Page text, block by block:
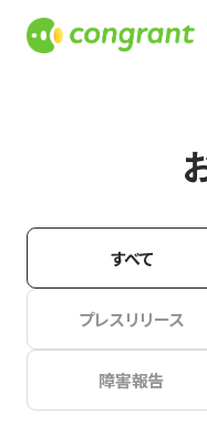
すべて
プレスリリース
障害報告